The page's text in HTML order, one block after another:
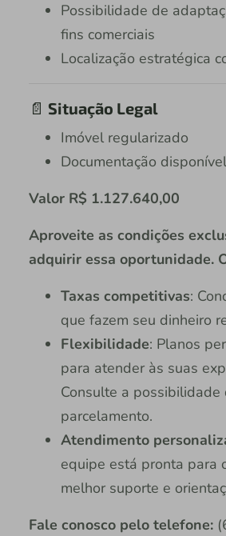
Possibilidade de
fins comerciais
Localização estratégica
📄 Situação Legal
Imóvel regularizado
Documentação
Valor R$ 1.127.640,00
Aproveite as condições
adquirir essa oportunidade.
Taxas competitivas:
que fazem seu dinheiro
Flexibilidade: Planos
para atender às suas
Consulte a possibilidade
parcelamento.
Atendimento
equipe está pronta para
melhor suporte e
Fale conoscopelo telefone: